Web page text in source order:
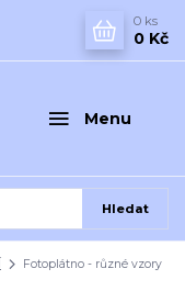
Menu
Hledat
0 ks
0 Kč
Fotoplátno - různé vzory